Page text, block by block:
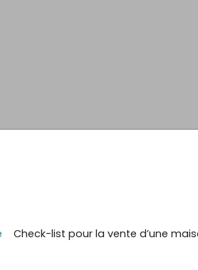
Check-list pour la vente d’une